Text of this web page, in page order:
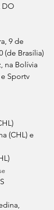
DO
9 de
(de Brasília)
na Bolívia
Sportv
(CHL) e